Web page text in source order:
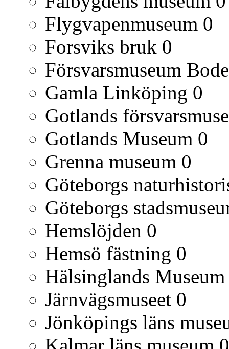
Flygvapenmuseum 0
Forsviks bruk 0
Försvarsmuseum
Gamla Linköping 0
Gotlands
Gotlands Museum 0
Grenna museum 0
Göteborgs
Göteborgs
Hemslöjden 0
Hemsö fästning 0
Hälsinglands Museum
Järnvägsmuseet 0
Jönköpings läns